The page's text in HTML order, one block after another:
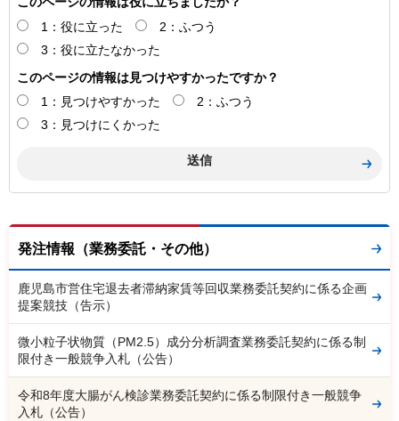
1：役に立った
2：ふつう
3：役に立たなかった
このページの情報は見つけやすかったですか？
1：見つけやすかった
2：ふつう
3：見つけにくかった
発注情報（業務委託・その他）
鹿児島市営住宅退去者滞納家賃等回収業務委託契約に係る企画
提案競技（告示）
微小粒子状物質（PM2.5）成分分析調査業務委託契約に係る制
限付き一般競争入札（公告）
令和8年度大腸がん検診業務委託契約に係る制限付き一般競争
入札（公告）